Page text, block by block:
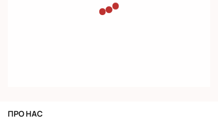
ПРО НАС